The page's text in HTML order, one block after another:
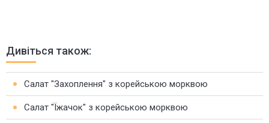
Дивіться також:
Салат "Захоплення" з корейською морквою
Салат "Їжачок" з корейською морквою